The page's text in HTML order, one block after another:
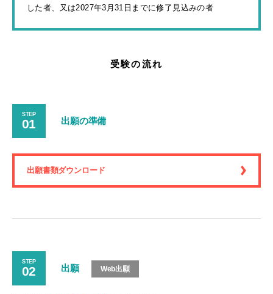
した者、又は2027年3月31日までに修了見込みの者
受験の流れ
STEP
01 出願の準備
出願書類ダウンロード
STEP
02 出願 Web出願